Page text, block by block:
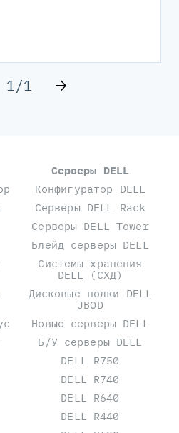
1/1
Серверы DELL
Конфигуратор DELL
Серверы DELL Rack
Серверы DELL Tower
Блейд серверы DELL
Системы хранения
DELL (СХД)
Дисковые полки DELL
JBOD
Новые серверы DELL
Б/У серверы DELL
DELL R750
DELL R740
DELL R640
DELL R440